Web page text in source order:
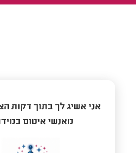
אני אשיג לך בתוך דקות
מאנשי איטום